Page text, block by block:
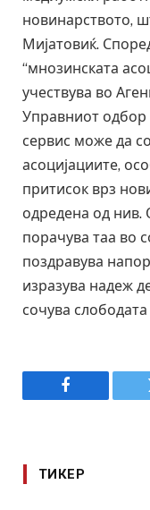
новинарството,
Мијатовиќ.
“мнозинската
учествува во
Управниот одбор
сервис може да
асоцијациите,
притисок врз
одредена од нив.
порачува таа во
поздравува
изразува надеж
сочува
Facebook
ТИКЕР